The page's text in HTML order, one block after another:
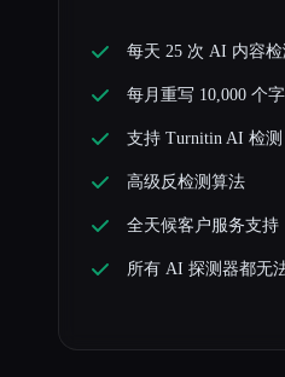
每天 25 次 AI 内容检
每月重写 10,000 个字
支持 Turnitin AI 检测
高级反检测算法
全天候客户服务支持
所有 AI 探测器都无